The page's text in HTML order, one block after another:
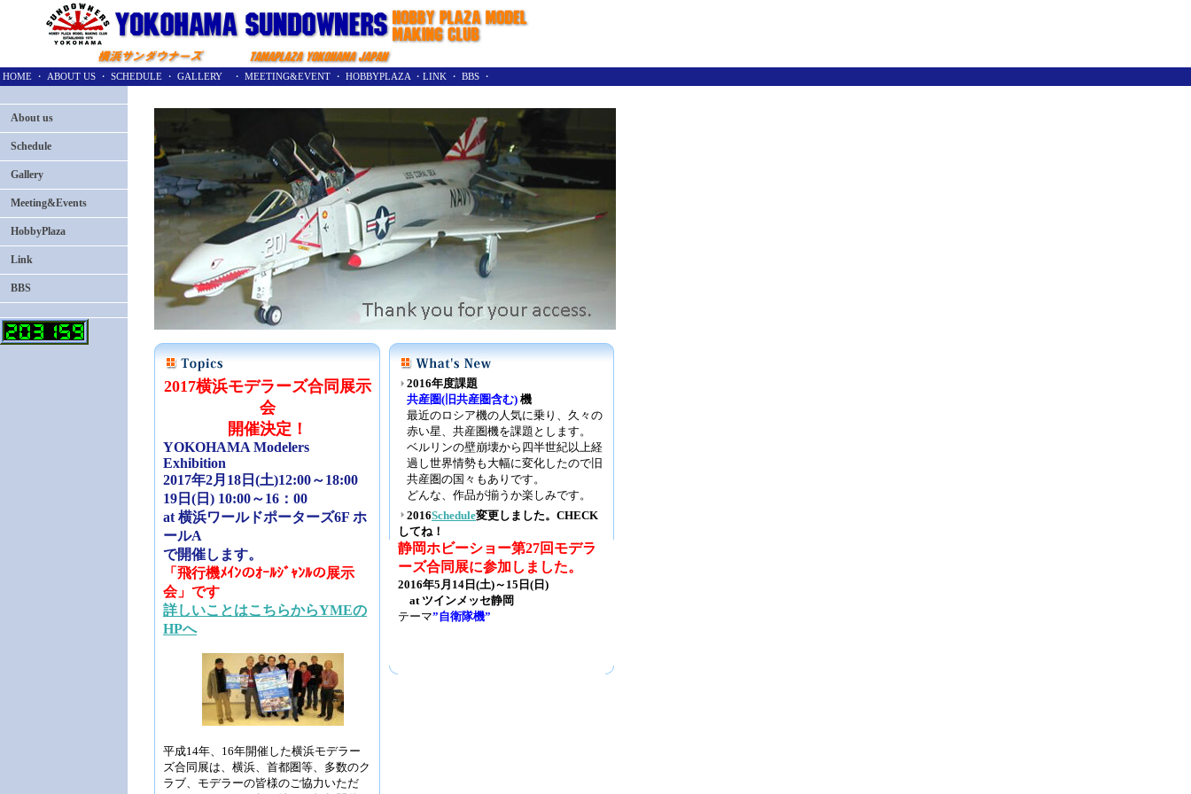
HOME ・ ABOUT US ・ SCHEDULE ・ GALLERY ・ MEETING&EVENT ・ HOBBYPLAZA ・ LINK ・ BBS ・
About us
Schedule
Gallery
Meeting&Events
HobbyPlaza
Link
BBS
2017横浜モデラーズ合同展示
会
開催決定！
YOKOHAMA Modelers
Exhibition
2017年2月18日(土)12:00～18:00
19日(日) 10:00～16：00
at 横浜ワールドポーターズ6F ホ
ールA
で開催します。
「飛行機ﾒｲﾝのｵｰﾙｼﾞｬﾝﾙの展示
会」です
詳しいことはこちらからYMEの
HPへ
平成14年、16年開催した横浜モデラー
ズ合同展は、横浜、首都圏等、多数のク
ラブ、モデラーの皆様のご協力いただ
2016年度課題
共産圏(旧共産圏含む) 機
最近のロシア機の人気に乗り、久々の
赤い星、共産圏機を課題とします。
ベルリンの壁崩壊から四半世紀以上経
過し世界情勢も大幅に変化したので旧
共産圏の国々もありです。
どんな、作品が揃うか楽しみです。
2016Schedule変更しました。CHECK
してね！
静岡ホビーショー第27回モデラ
ーズ合同展に参加しました。
2016年5月14日(土)～15日(日)
at ツインメッセ静岡
テーマ”自衛隊機”